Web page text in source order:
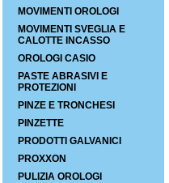
MOVIMENTI OROLOGI
MOVIMENTI SVEGLIA E
CALOTTE INCASSO
OROLOGI CASIO
PASTE ABRASIVI E
PROTEZIONI
PINZE E TRONCHESI
PINZETTE
PRODOTTI GALVANICI
PROXXON
PULIZIA OROLOGI